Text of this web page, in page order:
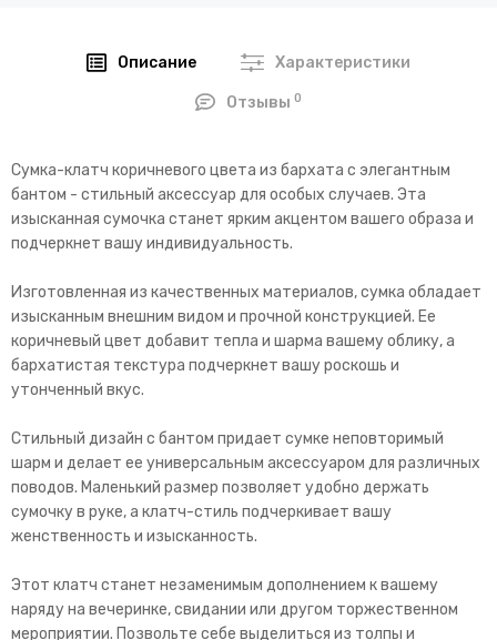
Описание Характеристики
Отзывы0
Сумка-клатч коричневого цвета из бархата с элегантным
бантом - стильный аксессуар для особых случаев. Эта
изысканная сумочка станет ярким акцентом вашего образа и
подчеркнет вашу индивидуальность.
Изготовленная из качественных материалов, сумка обладает
изысканным внешним видом и прочной конструкцией. Ее
коричневый цвет добавит тепла и шарма вашему облику, а
бархатистая текстура подчеркнет вашу роскошь и
утонченный вкус.
Стильный дизайн с бантом придает сумке неповторимый
шарм и делает ее универсальным аксессуаром для различных
поводов. Маленький размер позволяет удобно держать
сумочку в руке, а клатч-стиль подчеркивает вашу
женственность и изысканность.
Этот клатч станет незаменимым дополнением к вашему
наряду на вечеринке, свидании или другом торжественном
мероприятии. Позвольте себе выделиться из толпы и